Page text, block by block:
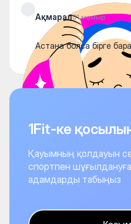
Ақмарал31 мамыр
Астана болса бірге
1Fit-ке
Қауымның қолдауын
спортпен
адамдарды табыңыз